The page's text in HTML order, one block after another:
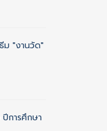
ม "งานวัด"
การศึกษา